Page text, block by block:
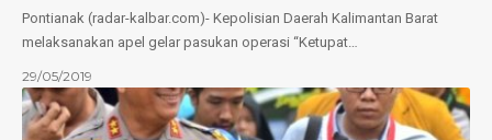
Pontianak (radar-kalbar.com)- Kepolisian Daerah Kalimantan Barat
melaksanakan apel gelar pasukan operasi “Ketupat…
29/05/2019